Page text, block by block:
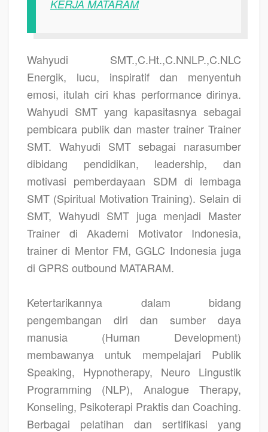
KERJA MATARAM
Wahyudi SMT.,C.Ht.,C.NNLP.,C.NLC
Energik, lucu, inspiratif dan menyentuh
emosi, itulah ciri khas performance dirinya.
Wahyudi SMT yang kapasitasnya sebagai
pembicara publik dan master trainer Trainer
SMT. Wahyudi SMT sebagai narasumber
dibidang pendidikan, leadership, dan
motivasi pemberdayaan SDM di lembaga
SMT (Spiritual Motivation Training). Selain di
SMT, Wahyudi SMT juga menjadi Master
Trainer di Akademi Motivator Indonesia,
trainer di Mentor FM, GGLC Indonesia juga
di GPRS outbound MATARAM.
Ketertarikannya dalam bidang
pengembangan diri dan sumber daya
manusia (Human Development)
membawanya untuk mempelajari Publik
Speaking, Hypnotherapy, Neuro Lingustik
Programming (NLP), Analogue Therapy,
Konseling, Psikoterapi Praktis dan Coaching.
Berbagai pelatihan dan sertifikasi yang